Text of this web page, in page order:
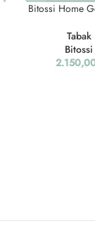
Bitossi Home
Tabak
Bitossi